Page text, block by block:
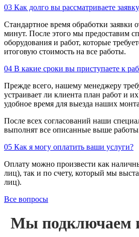
03 Как долго вы рассматриваете
Стандартное время обработки заявки
минут. После этого мы предоставим
оборудования и работ, которые
итоговую стоимость на все работы.
04 В какие сроки вы приступаете к
Прежде всего, нашему менеджеру
устраивает ли клиента план работ и
удобное время для выезда наших
После всех согласований наши
выполнят все описанные выше
05 Как я могу оплатить ваши услуги?
Оплату можно произвести как
лиц), так и по счету, который мы
лиц).
Все вопросы
Мы подключаем